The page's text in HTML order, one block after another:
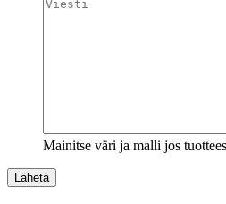
Mainitse väri ja malli jos